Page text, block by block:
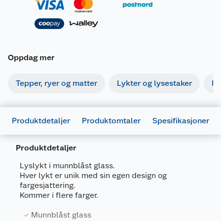
Oppdag mer
Tepper, ryer og matter Lykter og lysestaker
Produktdetaljer Produktomtaler Spesifikasjoner
Produktdetaljer
Lyslykt i munnblåst glass.
Hver lykt er unik med sin egen design og
fargesjattering.
Kommer i flere farger.
Munnblåst glass
Artikkelnummer
7332844561403
Leverandørens artikkelnummer